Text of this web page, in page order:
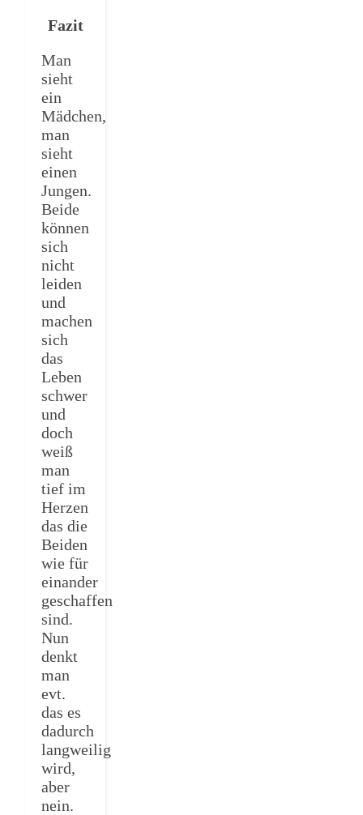
Fazit
Man
sieht
ein
Mädchen,
man
sieht
einen
Jungen.
Beide
können
sich
nicht
leiden
und
machen
sich
das
Leben
schwer
und
doch
weiß
man
tief im
Herzen
das die
Beiden
wie für
einander
geschaffen
sind.
Nun
denkt
man
evt.
das es
dadurch
langweilig
wird,
aber
nein.